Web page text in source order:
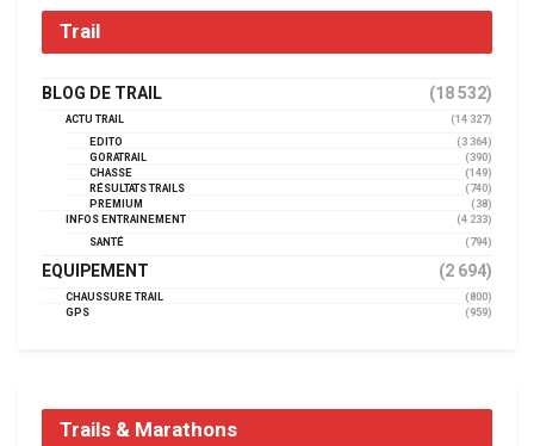
Trail
BLOG DE TRAIL (18 532)
ACTU TRAIL
(14 327)
EDITO
(3 364)
GORATRAIL
(390)
CHASSE
(149)
RÉSULTATS TRAILS
(740)
PREMIUM
(38)
INFOS ENTRAINEMENT
(4 233)
SANTÉ
(794)
EQUIPEMENT (2 694)
CHAUSSURE TRAIL
(800)
GPS
(959)
Trails & Marathons